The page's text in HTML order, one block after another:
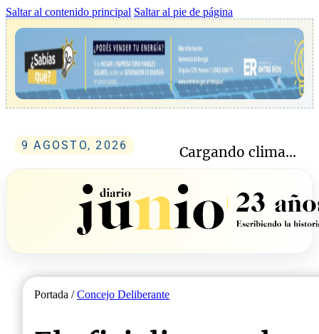
Saltar al contenido principal Saltar al pie de página
9 AGOSTO, 2026 Cargando clima...
Portada /Concejo Deliberante